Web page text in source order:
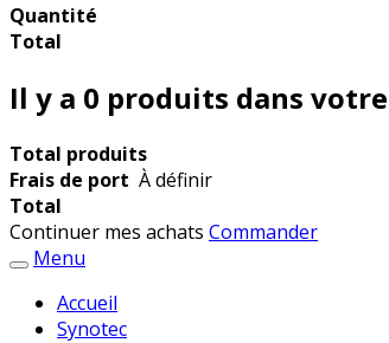
Quantité
Total
Il y a 0 produits dans
Total produits
Frais de port À définir
Total
Continuer mes achats Commander
Menu
Accueil
Synotec